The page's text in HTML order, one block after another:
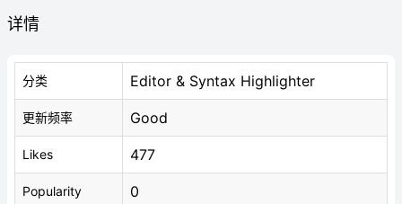
详情
分类 Editor & Syntax Highlighter
更新频率 Good
Likes 477
Popularity 0